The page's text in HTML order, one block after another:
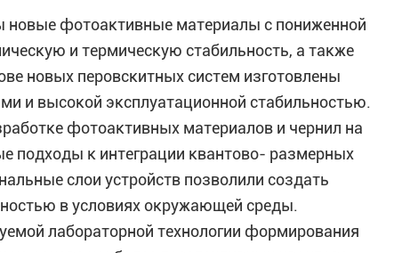
новые фотоактивные материалы с пониженной
и термическую стабильность, а также
новых перовскитных систем изготовлены
и высокой эксплуатационной стабильностью.
фотоактивных материалов и чернил на
подходы к интеграции квантово- размерных
слои устройств позволили создать
в условиях окружающей среды.
лабораторной технологии формирования